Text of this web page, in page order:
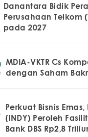
Danantara Bidik
Perusahaan Telkom
pada 2027
MDIA-VKTR Cs
dengan Saham
Perkuat Bisnis
(INDY) Peroleh
Bank DBS Rp2,8